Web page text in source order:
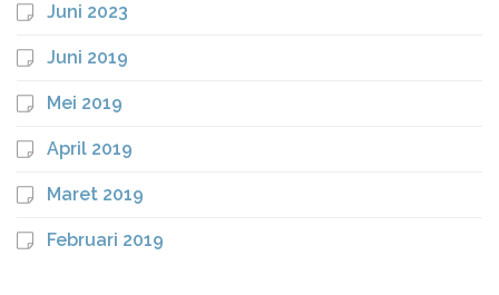
Juni 2023
Juni 2019
Mei 2019
April 2019
Maret 2019
Februari 2019